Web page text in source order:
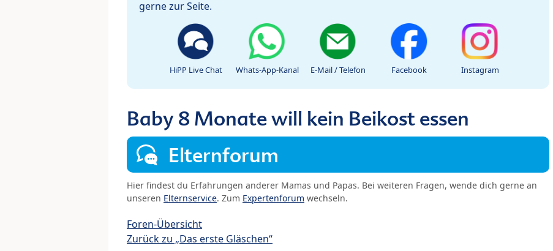
gerne zur Seite.
HiPP Live Chat Whats-App-Kanal E-Mail / Telefon Facebook Instagram
Baby 8 Monate will kein Beikost essen
Elternforum
Hier findest du Erfahrungen anderer Mamas und Papas. Bei weiteren Fragen, wende dich gerne an
unseren Elternservice. Zum Expertenforum wechseln.
Foren-Übersicht
Zurück zu „Das erste Gläschen“